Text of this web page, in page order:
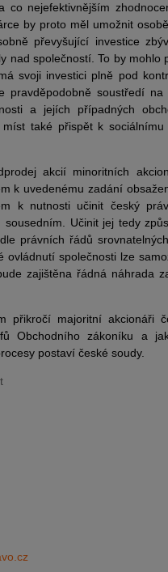
co nejefektivnějším
by proto měl umožnit
převyšující investice
nad společností. To by mohlo
svoji investici plně pod
pravděpodobně soustředí na
a jejích případných
také přispět k sociálnímu
akcií minoritních
k uvedenému zadání
k nutnosti učinit český
Učinit jej tedy
právních řádů
společnosti lze
zajištěna řádná náhrada
přikročí majoritní akcionáři
Obchodního zákoníku a
postaví české soudy.